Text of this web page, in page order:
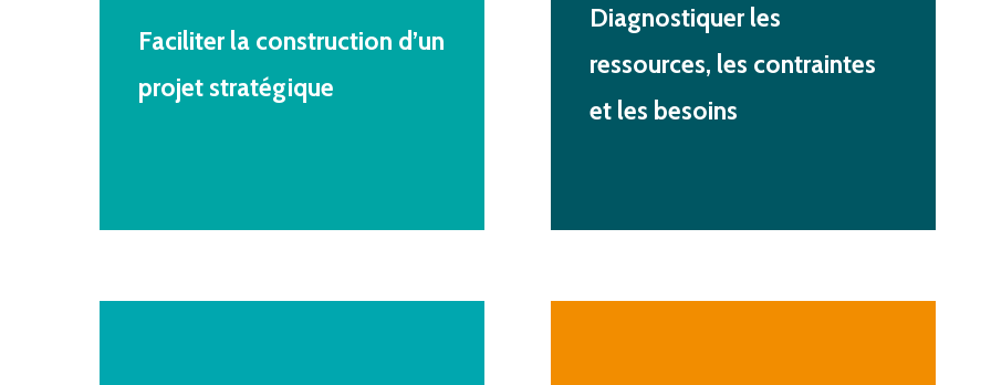
Faciliter la construction d’un
projet stratégique
Diagnostiquer les
ressources, les contraintes
et les besoins